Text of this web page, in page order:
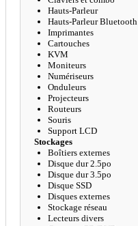
Hauts-Parleur
Hauts-Parleur Bluetooth
Imprimantes
Cartouches
KVM
Moniteurs
Numériseurs
Onduleurs
Projecteurs
Routeurs
Souris
Support LCD
Stockages
Boîtiers externes
Disque dur 2.5po
Disque dur 3.5po
Disque SSD
Disques externes
Stockage réseau
Lecteurs divers